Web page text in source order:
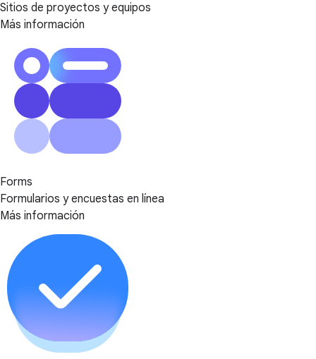
Sitios de proyectos y equipos
Más información
Forms
Formularios y encuestas en línea
Más información